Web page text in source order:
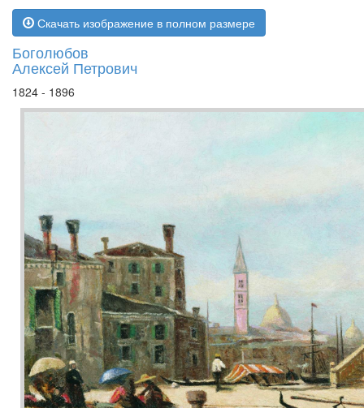
Скачать изображение в полном размере
Боголюбов
Алексей Петрович
1824 - 1896